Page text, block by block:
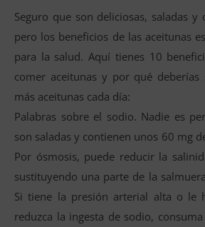
Seguro que son deliciosas, saladas y
pero los beneficios de las aceitunas
para la salud. Aquí tienes 10
comer aceitunas y por qué deberías
más aceitunas cada día:
Palabras sobre el sodio. Nadie es
son saladas y contienen unos 60 mg
Por ósmosis, puede reducir la
sustituyendo una parte de la
Si tiene la presión arterial alta o le
reduzca la ingesta de sodio,